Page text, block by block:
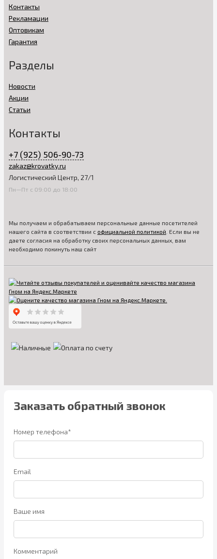
Контакты
Рекламации
Оптовикам
Гарантия
Разделы
Новости
Акции
Статьи
Контакты
+7 (925) 506-90-73
zakaz@krovatky.ru
Логистический Центр, 27/1
Пн—Пт с 09:00 до 18:00
Мы получаем и обрабатываем персональные данные посетителей
нашего сайта в соответствии с официальной политикой . Если вы не
даете согласия на обработку своих персональных данных, вам
необходимо покинуть наш сайт
Заказать обратный звонок
Номер телефона*
Email
Ваше имя
Комментарий